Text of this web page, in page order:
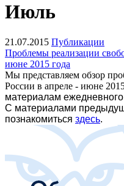
Июль
21.07.2015 Публикации
Проблемы реализации
июне 2015 года
Мы представляем обзор
России в апреле - июне
материалам
С материалами
познакомиться здесь.